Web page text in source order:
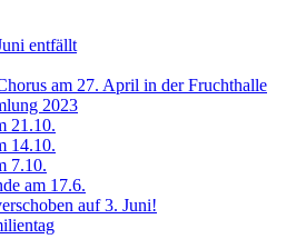
entfällt
am 27. April in der Fruchthalle
2023
21.10.
14.10.
7.10.
am 17.6.
auf 3. Juni!